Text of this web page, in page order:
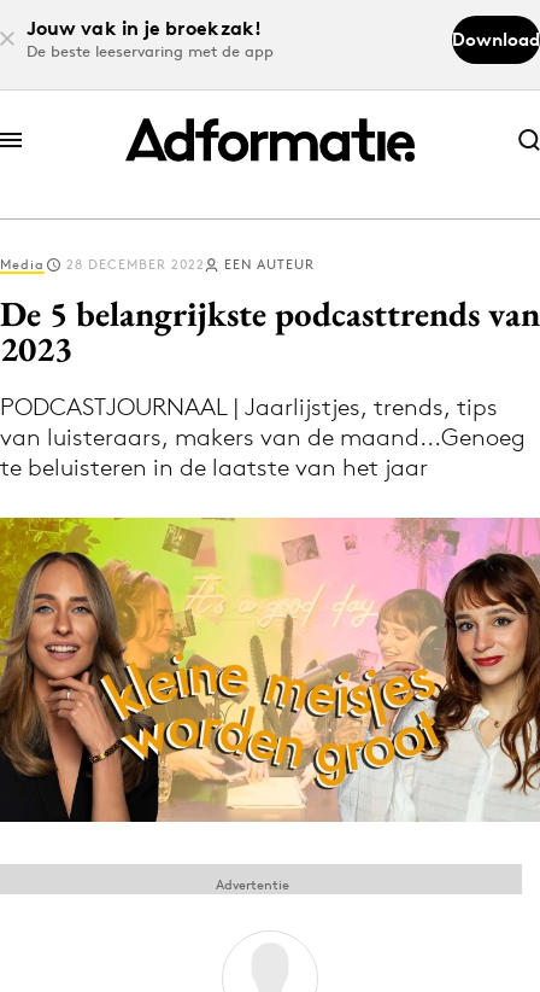
Jouw vak in je broekzak!
De beste leeservaring met de app
Download
Abonneer nu
Abonneer nu
Log in
Volg het laatste nieuws via de Adformatie
Nieuws app
Menu
Home
9 sept: GenAI-training
12 nov: MarketingLive!
Adverteren
Events
Opleidingen
Vacatures
Media 28 DECEMBER 2022 EEN AUTEUR
De 5 belangrijkste podcasttrends van
2023
PODCASTJOURNAAL | Jaarlijstjes, trends, tips
van luisteraars, makers van de maand...Genoeg
te beluisteren in de laatste van het jaar
Advertentie